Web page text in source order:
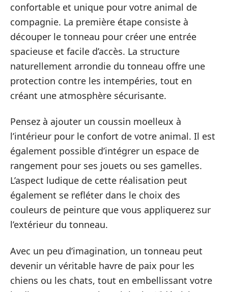
confortable et unique pour votre animal de
compagnie. La première étape consiste à
découper le tonneau pour créer une entrée
spacieuse et facile d’accès. La structure
naturellement arrondie du tonneau offre une
protection contre les intempéries, tout en
créant une atmosphère sécurisante.
Pensez à ajouter un coussin moelleux à
l’intérieur pour le confort de votre animal. Il est
également possible d’intégrer un espace de
rangement pour ses jouets ou ses gamelles.
L’aspect ludique de cette réalisation peut
également se refléter dans le choix des
couleurs de peinture que vous appliquerez sur
l’extérieur du tonneau.
Avec un peu d’imagination, un tonneau peut
devenir un véritable havre de paix pour les
chiens ou les chats, tout en embellissant votre